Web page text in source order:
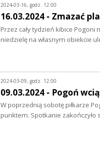
2024-03-16, godz. 12:00
16.03.2024 - Zmazać
Przez cały tydzień kibice
niedzielę na własnym obiekcie
2024-03-09, godz. 12:00
09.03.2024 - Pogoń
W poprzednią sobotę piłkarze
punktem. Spotkanie